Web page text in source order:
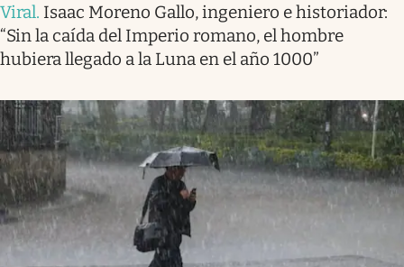
Viral. Isaac Moreno Gallo, ingeniero e historiador:
“Sin la caída del Imperio romano, el hombre
hubiera llegado a la Luna en el año 1000”